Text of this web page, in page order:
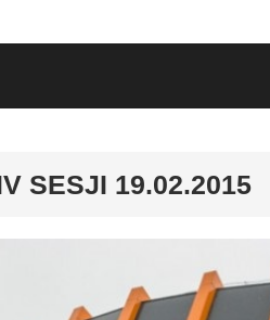
SESJI 19.02.2015